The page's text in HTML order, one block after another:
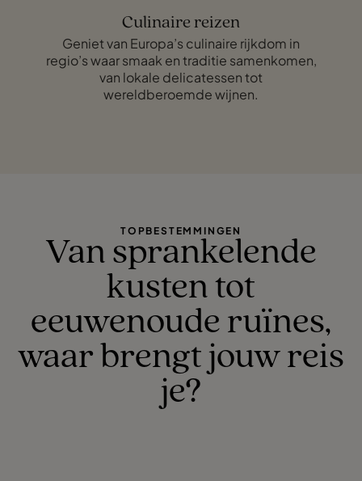
Culinaire reizen
Geniet van Europa’s culinaire rijkdom in
regio’s waar smaak en traditie samenkomen,
van lokale delicatessen tot
wereldberoemde wijnen.
TOPBESTEMMINGEN
Van sprankelende
kusten tot
eeuwenoude ruïnes,
waar brengt jouw reis
je?